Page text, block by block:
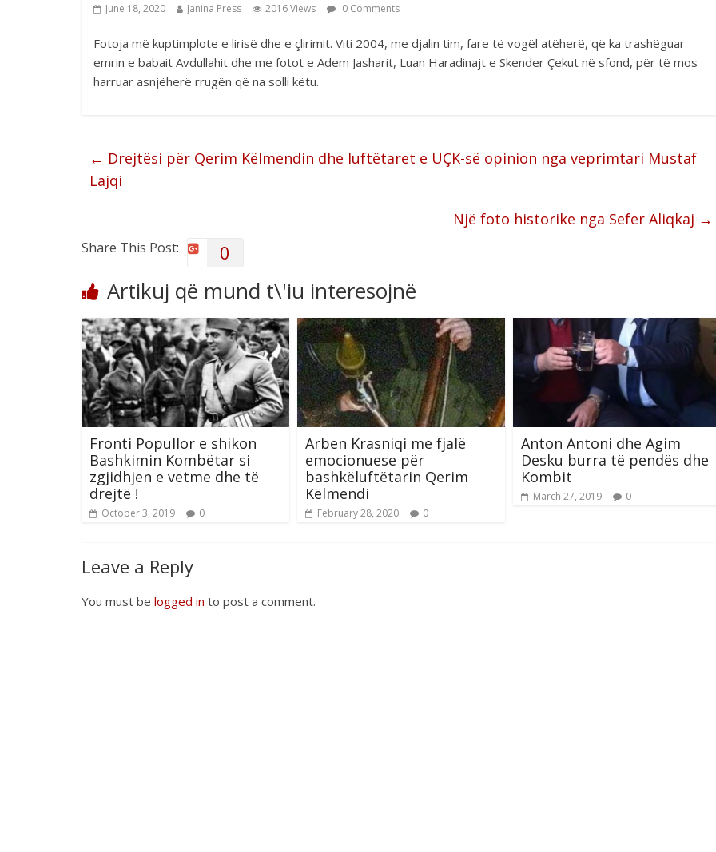
June 18, 2020 Janina Press 2016 Views 0 Comments
Fotoja më kuptimplote e lirisë dhe e çlirimit. Viti 2004, me djalin tim, fare të vogël atëherë, që ka trashëguar
emrin e babait Avdullahit dhe me fotot e Adem Jasharit, Luan Haradinajt e Skender Çekut në sfond, për të mos
harruar asnjëherë rrugën që na solli këtu.
← Drejtësi për Qerim Këlmendin dhe luftëtaret e UÇK-së opinion nga veprimtari Mustaf
Lajqi
Një foto historike nga Sefer Aliqkaj →
Share This Post: 0
Artikuj që mund t\'iu interesojnë
Fronti Popullor e shikon
Bashkimin Kombëtar si
zgjidhjen e vetme dhe të
drejtë !
October 3, 2019 0
Arben Krasniqi me fjalë
emocionuese për
bashkëluftëtarin Qerim
Këlmendi
February 28, 2020 0
Anton Antoni dhe Agim
Desku burra të pendës dhe
Kombit
March 27, 2019 0
Leave a Reply
You must be logged in to post a comment.